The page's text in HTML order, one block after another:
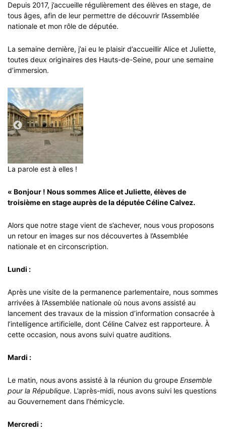
2026
Depuis 2017, j’accueille régulièrement des élèves en stage, de
tous âges, afin de leur permettre de découvrir l’Assemblée
nationale et mon rôle de députée.
La semaine dernière, j’ai eu le plaisir d’accueillir Alice et Juliette,
toutes deux originaires des Hauts-de-Seine, pour une semaine
d’immersion.
La parole est à elles !
« Bonjour ! Nous sommes Alice et Juliette, élèves de
troisième en stage auprès de la députée Céline Calvez.
Alors que notre stage vient de s’achever, nous vous proposons
un retour en images sur nos découvertes à l’Assemblée
nationale et en circonscription.
Lundi :
Après une visite de la permanence parlementaire, nous sommes
arrivées à l’Assemblée nationale où nous avons assisté au
lancement des travaux de la mission d’information consacrée à
l’intelligence artificielle, dont Céline Calvez est rapporteure. À
cette occasion, nous avons suivi quatre auditions.
Mardi :
Le matin, nous avons assisté à la réunion du groupe Ensemble
pour la République. L’après-midi, nous avons suivi les questions
au Gouvernement dans l’hémicycle.
Mercredi :